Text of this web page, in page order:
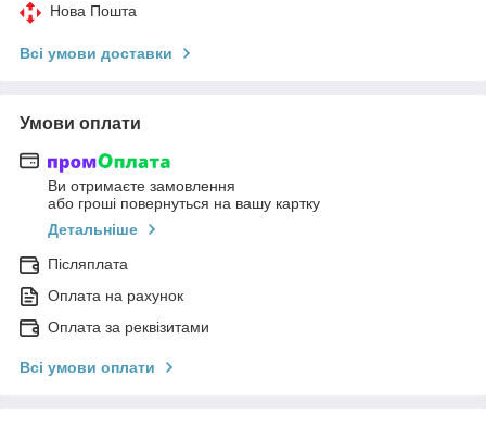
Нова Пошта
Всі умови доставки
Умови оплати
Ви отримаєте замовлення
або гроші повернуться на вашу картку
Детальніше
Післяплата
Оплата на рахунок
Оплата за реквізитами
Всі умови оплати